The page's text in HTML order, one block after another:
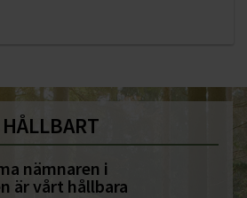
nämnaren i
är vårt hållbara